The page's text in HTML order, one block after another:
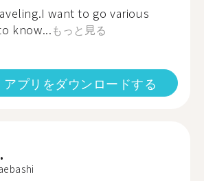
want to go various
know...もっと見る
アプリをダウンロードする